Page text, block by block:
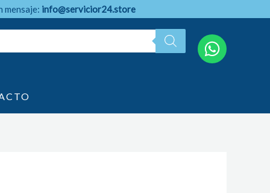
mensaje: info@servicior24.store